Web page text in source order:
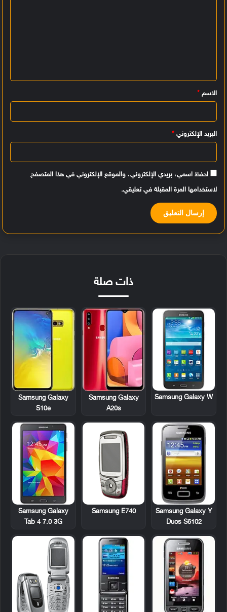
ي
ق
الاسم *
البريد الإلكتروني *
احفظ اسمي، بريدي الإلكتروني، والموقع الإلكتروني في هذا المتصفح
لاستخدامها المرة المقبلة في تعليقي.
ذات صلة
Samsung Galaxy W
Samsung Galaxy
A20s
Samsung Galaxy
S10e
Samsung Galaxy Y
Duos S6102
Samsung E740
Samsung Galaxy
Tab 4 7.0 3G